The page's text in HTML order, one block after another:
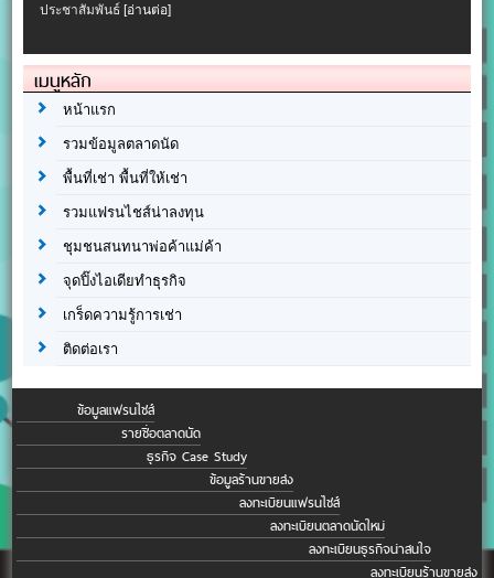
ประชาสัมพันธ์[อ่านต่อ]
เมนูหลัก
หน้าแรก
รวมข้อมูลตลาดนัด
พื้นที่เช่า พื้นที่ให้เช่า
รวมแฟรนไชส์น่าลงทุน
ชุมชนสนทนาพ่อค้าแม่ค้า
จุดปิ๊งไอเดียทำธุรกิจ
เกร็ดความรู้การเช่า
ติดต่อเรา
ข้อมูลแฟรนไชส์
รายชื่อตลาดนัด
ธุรกิจ Case Study
ข้อมูลร้านขายส่ง
ลงทะเบียนแฟรนไชส์
ลงทะเบียนตลาดนัดใหม่
ลงทะเบียนธุรกิจน่าสนใจ
ลงทะเบียนร้านขายส่ง